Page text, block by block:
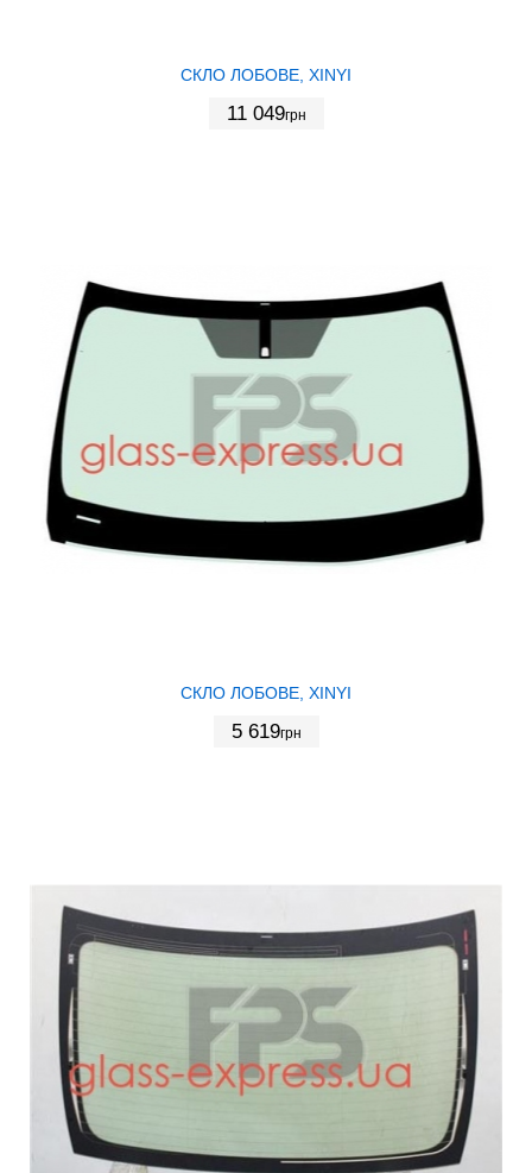
СКЛО ЛОБОВЕ, XINYI
11 049грн
СКЛО ЛОБОВЕ, XINYI
5 619грн